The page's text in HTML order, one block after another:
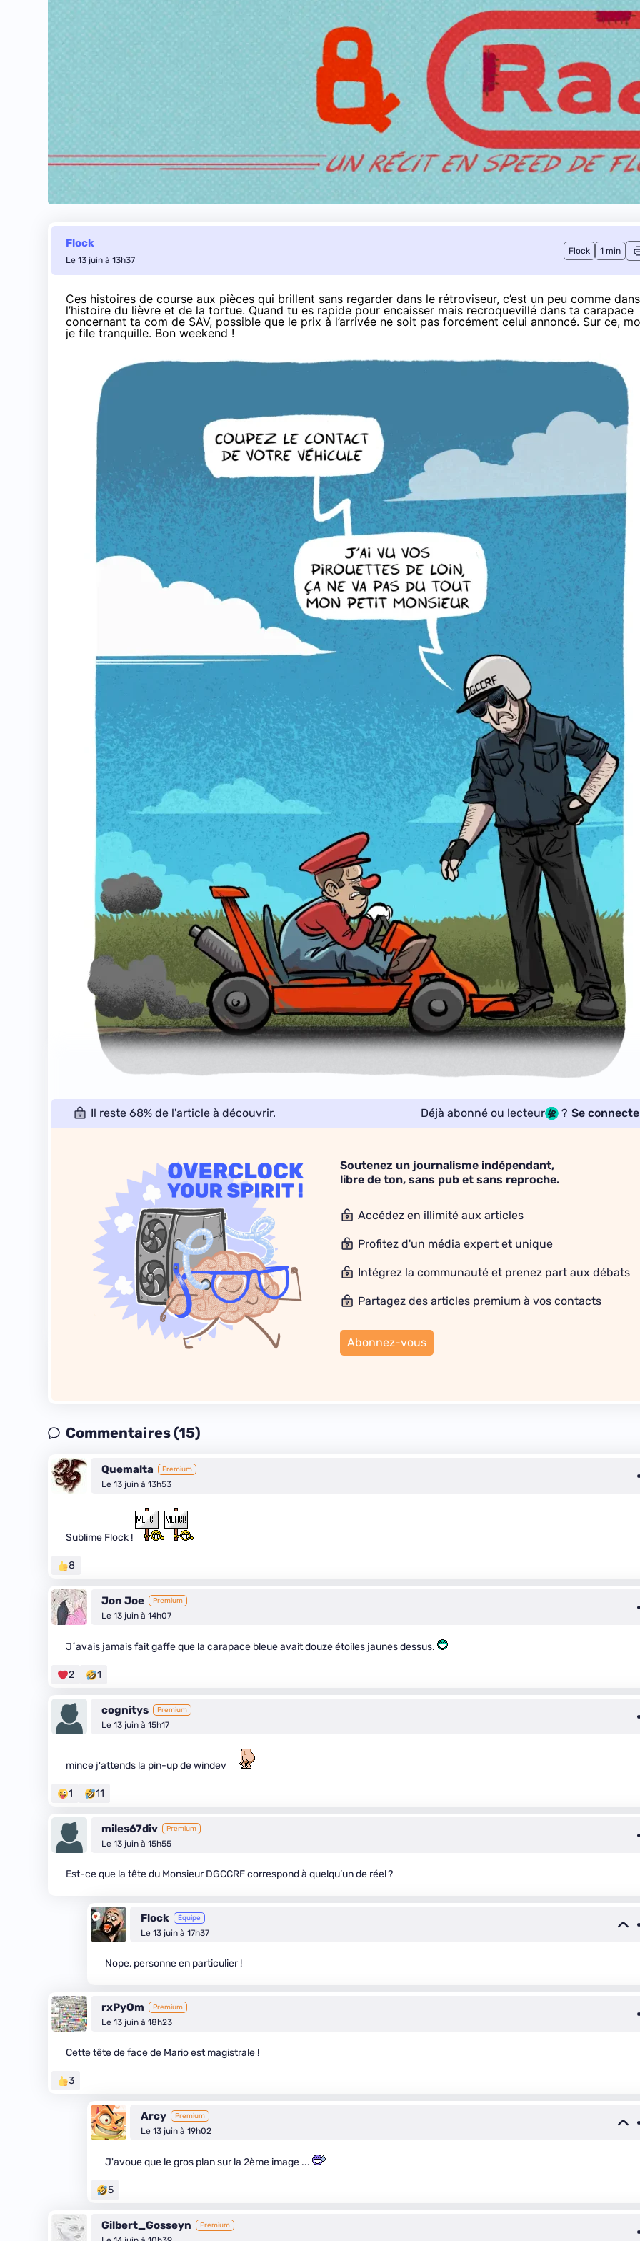
Flock
Le 13 juin à 13h37
Flock 1 min
Ces histoires de course aux pièces qui brillent sans regarder dans le rétroviseur, c’est un peu comme dans
l’histoire du lièvre et de la tortue. Quand tu es rapide pour encaisser mais recroquevillé dans ta carapace
concernant ta com de SAV, possible que le prix à l’arrivée ne soit pas forcément celui annoncé. Sur ce,
je file tranquille. Bon weekend !
Il reste 68% de l'article à découvrir. Déjà abonné ou lecteur ? Se
Soutenez un journalisme indépendant,
libre de ton, sans pub et sans reproche.
Accédez en illimité aux articles
Profitez d'un média expert et unique
Intégrez la communauté et prenez part aux débats
Partagez des articles premium à vos contacts
Abonnez-vous
Commentaires (15)
Quemalta Premium
Le 13 juin à 13h53
Sublime Flock !
8
Jon Joe Premium
Le 13 juin à 14h07
J´avais jamais fait gaffe que la carapace bleue avait douze étoiles jaunes dessus.
2 1
cognitys Premium
Le 13 juin à 15h17
mince j'attends la pin-up de windev
1 11
miles67div Premium
Le 13 juin à 15h55
Est-ce que la tête du Monsieur DGCCRF correspond à quelqu’un de réel ?
Flock Équipe
Le 13 juin à 17h37
Nope, personne en particulier !
rxPyOm Premium
Le 13 juin à 18h23
Cette tête de face de Mario est magistrale !
3
Arcy Premium
Le 13 juin à 19h02
J'avoue que le gros plan sur la 2ème image ...
5
Gilbert_Gosseyn Premium